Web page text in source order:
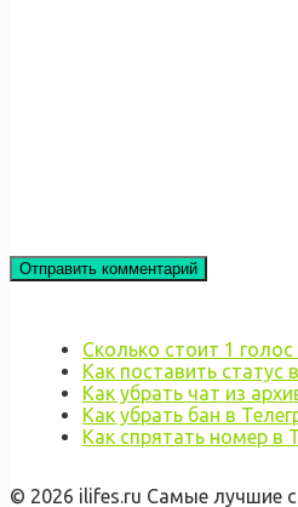
Сколько стоит 1 голос
Как поставить статус
Как убрать чат из
Как убрать бан в
Как спрятать номер в
© 2026 ilifes.ru Самые лучшие